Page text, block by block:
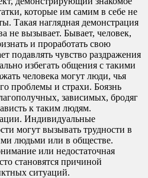
которые им самим в себе не
Такая наглядная демонстрация
не вызывает. Бывает, человек,
и проработать свою
подавлять чувство раздражения
избегать общения с такими
человека могут люди, чья
проблемы и страхи. Боязнь
зависимых, бродяг
к таким людям.
Индивидуальные
могут вызывать трудности в
людьми или в обществе.
или недостаточная
становятся причиной
ситуаций.